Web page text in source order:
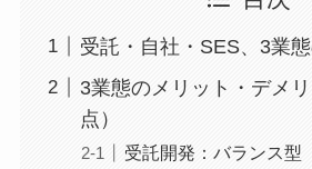
受託・自社・SES、3業
3業態のメリット・デメ
点）
受託開発：バランス型